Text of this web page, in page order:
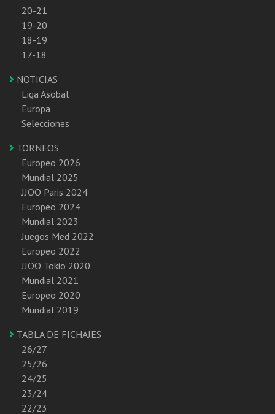
20-21
19-20
18-19
17-18
NOTICIAS
Liga Asobal
Europa
Selecciones
TORNEOS
Europeo 2026
Mundial 2025
JJOO Paris 2024
Europeo 2024
Mundial 2023
Juegos Med 2022
Europeo 2022
JJOO Tokio 2020
Mundial 2021
Europeo 2020
Mundial 2019
TABLA DE FICHAJES
26/27
25/26
24/25
23/24
22/23